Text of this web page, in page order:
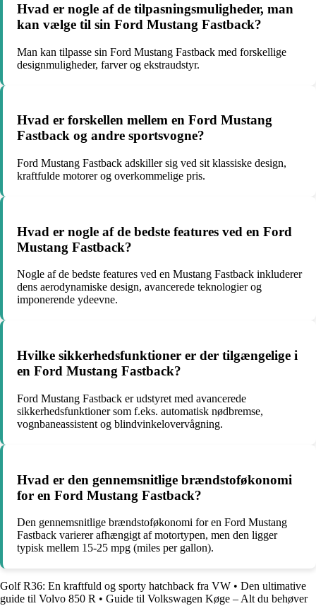
Hvad er nogle af de tilpasningsmuligheder, man
kan vælge til sin Ford Mustang Fastback?
Man kan tilpasse sin Ford Mustang Fastback med forskellige
designmuligheder, farver og ekstraudstyr.
Hvad er forskellen mellem en Ford Mustang
Fastback og andre sportsvogne?
Ford Mustang Fastback adskiller sig ved sit klassiske design,
kraftfulde motorer og overkommelige pris.
Hvad er nogle af de bedste features ved en Ford
Mustang Fastback?
Nogle af de bedste features ved en Mustang Fastback inkluderer
dens aerodynamiske design, avancerede teknologier og
imponerende ydeevne.
Hvilke sikkerhedsfunktioner er der tilgængelige i
en Ford Mustang Fastback?
Ford Mustang Fastback er udstyret med avancerede
sikkerhedsfunktioner som f.eks. automatisk nødbremse,
vognbaneassistent og blindvinkelovervågning.
Hvad er den gennemsnitlige brændstoføkonomi
for en Ford Mustang Fastback?
Den gennemsnitlige brændstoføkonomi for en Ford Mustang
Fastback varierer afhængigt af motortypen, men den ligger
typisk mellem 15-25 mpg (miles per gallon).
Golf R36: En kraftfuld og sporty hatchback fra VW • Den ultimative
guide til Volvo 850 R • Guide til Volkswagen Køge – Alt du behøver